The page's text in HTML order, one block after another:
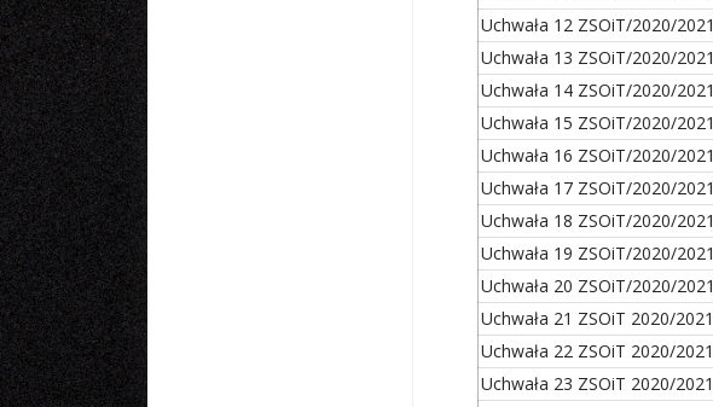
Uchwała 12 ZSOiT/2020/2021
Uchwała 13 ZSOiT/2020/2021
Uchwała 14 ZSOiT/2020/2021
Uchwała 15 ZSOiT/2020/2021
Uchwała 16 ZSOiT/2020/2021
Uchwała 17 ZSOiT/2020/2021
Uchwała 18 ZSOiT/2020/2021
Uchwała 19 ZSOiT/2020/2021
Uchwała 20 ZSOiT/2020/2021
Uchwała 21 ZSOiT 2020/2021
Uchwała 22 ZSOiT 2020/2021
Uchwała 23 ZSOiT 2020/2021